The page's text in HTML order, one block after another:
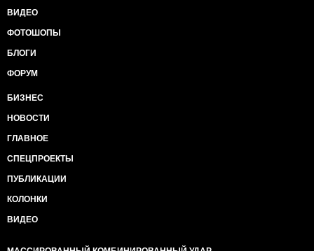
ВИДЕО
ФОТОШОПЫ
БЛОГИ
ФОРУМ
БИЗНЕС
НОВОСТИ
ГЛАВНОЕ
СПЕЦПРОЕКТЫ
ПУБЛИКАЦИИ
КОЛОНКИ
ВИДЕО